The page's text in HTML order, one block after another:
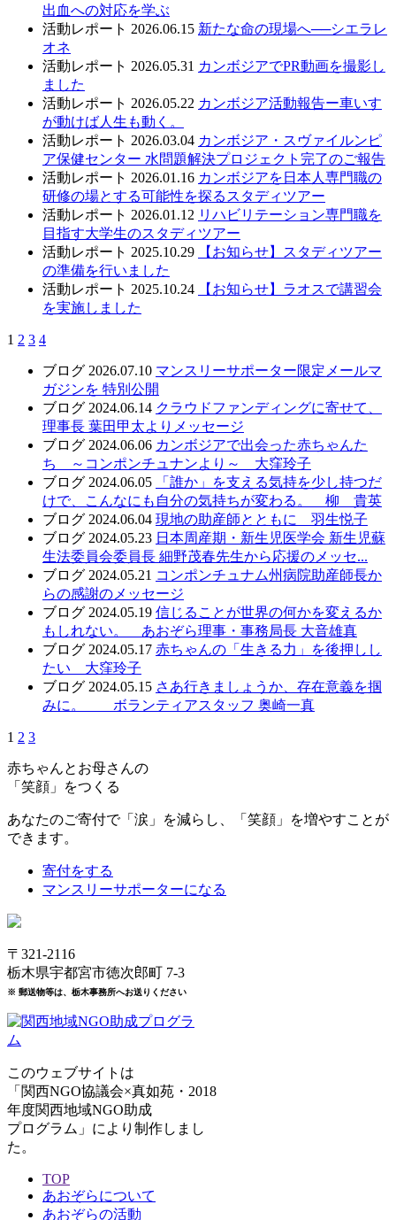
出血への対応を学ぶ
活動レポート 2026.06.15 新たな命の現場へ──シエラレ
オネ
活動レポート 2026.05.31 カンボジアでPR動画を撮影し
ました
活動レポート 2026.05.22 カンボジア活動報告ー車いす
が動けば人生も動く。
活動レポート 2026.03.04 カンボジア・スヴァイルンピ
ア保健センター 水問題解決プロジェクト完了のご報告
活動レポート 2026.01.16 カンボジアを日本人専門職の
研修の場とする可能性を探るスタディツアー
活動レポート 2026.01.12 リハビリテーション専門職を
目指す大学生のスタディツアー
活動レポート 2025.10.29
【お知らせ】スタディツアー
の準備を行いました
活動レポート 2025.10.24
【お知らせ】ラオスで講習会
を実施しました
1 2 3 4
ブログ 2026.07.10 マンスリーサポーター限定メールマ
ガジンを 特別公開
ブログ 2024.06.14 クラウドファンディングに寄せて、
理事長 葉田甲太よりメッセージ
ブログ 2024.06.06 カンボジアで出会った赤ちゃんた
ち ～コンポンチュナンより～ 大窪玲子
ブログ 2024.06.05
「誰か」を支える気持を少し持つだ
けで、こんなにも自分の気持ちが変わる。 柳 貴英
ブログ 2024.06.04 現地の助産師とともに 羽生悦子
ブログ 2024.05.23 日本周産期・新生児医学会 新生児蘇
生法委員会委員長 細野茂春先生から応援のメッセ...
ブログ 2024.05.21 コンポンチュナム州病院助産師長か
らの感謝のメッセージ
ブログ 2024.05.19 信じることが世界の何かを変えるか
もしれない。 あおぞら理事・事務局長 大音雄真
ブログ 2024.05.17 赤ちゃんの「生きる力」を後押しし
たい 大窪玲子
ブログ 2024.05.15 さあ行きましょうか、存在意義を掴
みに。 ボランティアスタッフ 奥崎一真
1 2 3
赤ちゃんとお母さんの
「笑顔」をつくる
あなたのご寄付で「涙」を減らし、「笑顔」を増やすことが
できます。
寄付をする
マンスリーサポーターになる
〒321-2116
栃木県宇都宮市徳次郎町 7-3
※ 郵送物等は、栃木事務所へお送りください
このウェブサイトは
「関西NGO協議会×真如苑・2018
年度関西地域NGO助成
プログラム」により制作しまし
た。
TOP
あおぞらについて
あおぞらの活動